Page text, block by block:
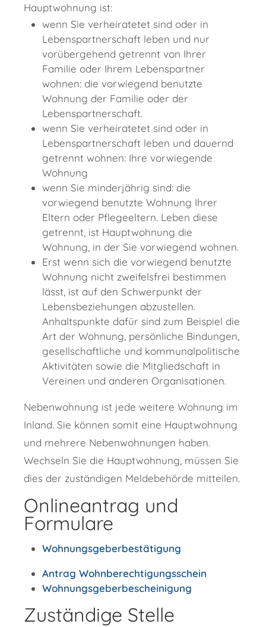
Hauptwohnung ist:
wenn Sie verheiratetet sind oder in
Lebenspartnerschaft leben und nur
vorübergehend getrennt von Ihrer
Familie oder Ihrem Lebenspartner
wohnen: die vorwiegend benutzte
Wohnung der Familie oder der
Lebenspartnerschaft.
wenn Sie verheiratetet sind oder in
Lebenspartnerschaft leben und dauernd
getrennt wohnen: Ihre vorwiegende
Wohnung
wenn Sie minderjährig sind: die
vorwiegend benutzte Wohnung Ihrer
Eltern oder Pflegeeltern. Leben diese
getrennt, ist Hauptwohnung die
Wohnung, in der Sie vorwiegend wohnen.
Erst wenn sich die vorwiegend benutzte
Wohnung nicht zweifelsfrei bestimmen
lässt, ist auf den Schwerpunkt der
Lebensbeziehungen abzustellen.
Anhaltspunkte dafür sind zum Beispiel die
Art der Wohnung, persönliche Bindungen,
gesellschaftliche und kommunalpolitische
Aktivitäten sowie die Mitgliedschaft in
Vereinen und anderen Organisationen.
Nebenwohnung ist jede weitere Wohnung im
Inland. Sie können somit eine Hauptwohnung
und mehrere Nebenwohnungen haben.
Wechseln Sie die Hauptwohnung, müssen Sie
dies der zuständigen Meldebehörde mitteilen.
Onlineantrag und
Formulare
Wohnungsgeberbestätigung
Antrag Wohnberechtigungsschein
Wohnungsgeberbescheinigung
Zuständige Stelle